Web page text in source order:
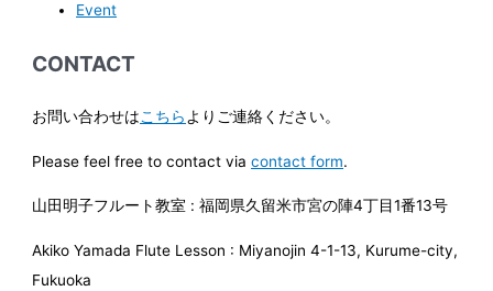
Event
CONTACT
お問い合わせはこちら よりご連絡ください。
Please feel free to contact viacontact form.
山田明子フルート教室 : 福岡県久留米市宮の陣4丁目1番13号
Akiko Yamada Flute Lesson : Miyanojin 4-1-13, Kurume-city,
Fukuoka